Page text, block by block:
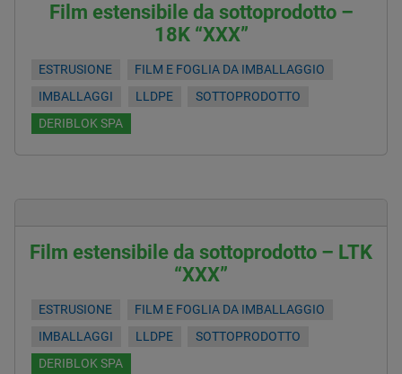
Film estensibile da sottoprodotto –
18K “XXX”
ESTRUSIONE
FILM E FOGLIA DA IMBALLAGGIO
IMBALLAGGI
LLDPE
SOTTOPRODOTTO
DERIBLOK SPA
Film estensibile da sottoprodotto – LTK
“XXX”
ESTRUSIONE
FILM E FOGLIA DA IMBALLAGGIO
IMBALLAGGI
LLDPE
SOTTOPRODOTTO
DERIBLOK SPA